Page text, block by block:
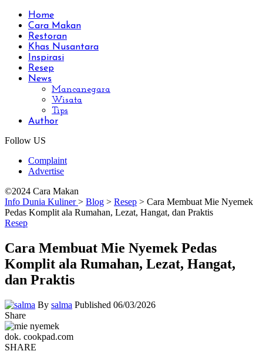
Home
Cara Makan
Restoran
Khas Nusantara
Inspirasi
Resep
News
Mancanegara
Wisata
Tips
Author
Follow US
Complaint
Advertise
©2024 Cara Makan
Info Dunia Kuliner> Blog > Resep > Cara Membuat Mie Nyemek
Pedas Komplit ala Rumahan, Lezat, Hangat, dan Praktis
Resep
Cara Membuat Mie Nyemek Pedas
Komplit ala Rumahan, Lezat, Hangat,
dan Praktis
By salma Published 06/03/2026
Share
dok. cookpad.com
SHARE